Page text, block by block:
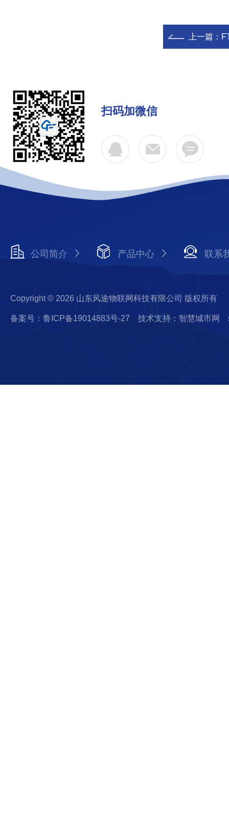
上一篇：
扫码加微信
公司简介 产品中心 联系
Copyright © 2026 山东风途物联网科技有限公司 版权所有
备案号：鲁ICP备19014883号-27 技术支持：智慧城市网